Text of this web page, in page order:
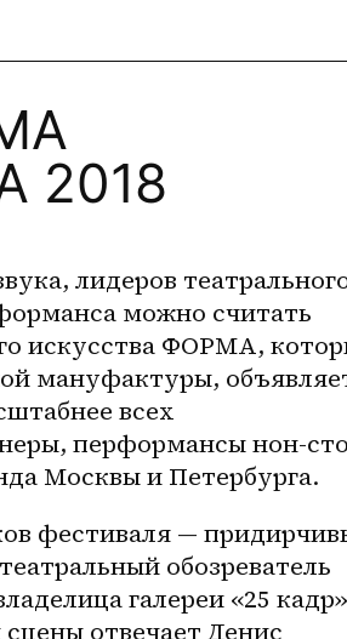
2018
лидеров
можно считать
искусства ФОРМА,
мануфактуры,
всех
перформансы нон-
Москвы и Петербурга.
фестиваля —
обозреватель
галереи «25 кадр»
отвечает Денис